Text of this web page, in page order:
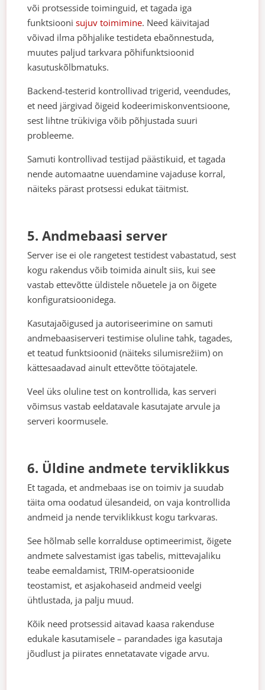
või protsesside toiminguid, et tagada iga
funktsioonisujuv toimimine. Need käivitajad
võivad ilma põhjalike testideta ebaõnnestuda,
muutes paljud tarkvara põhifunktsioonid
kasutuskõlbmatuks.
Backend-testerid kontrollivad trigerid, veendudes,
et need järgivad õigeid kodeerimiskonventsioone,
sest lihtne trükiviga võib põhjustada suuri
probleeme.
Samuti kontrollivad testijad päästikuid, et tagada
nende automaatne uuendamine vajaduse korral,
näiteks pärast protsessi edukat täitmist.
5. Andmebaasi server
Server ise ei ole rangetest testidest vabastatud, sest
kogu rakendus võib toimida ainult siis, kui see
vastab ettevõtte üldistele nõuetele ja on õigete
konfiguratsioonidega.
Kasutajaõigused ja autoriseerimine on samuti
andmebaasiserveri testimise oluline tahk, tagades,
et teatud funktsioonid (näiteks silumisrežiim) on
kättesaadavad ainult ettevõtte töötajatele.
Veel üks oluline test on kontrollida, kas serveri
võimsus vastab eeldatavale kasutajate arvule ja
serveri koormusele.
6. Üldine andmete terviklikkus
Et tagada, et andmebaas ise on toimiv ja suudab
täita oma oodatud ülesandeid, on vaja kontrollida
andmeid ja nende terviklikkust kogu tarkvaras.
See hõlmab selle korralduse optimeerimist, õigete
andmete salvestamist igas tabelis, mittevajaliku
teabe eemaldamist, TRIM-operatsioonide
teostamist, et asjakohaseid andmeid veelgi
ühtlustada, ja palju muud.
Kõik need protsessid aitavad kaasa rakenduse
edukale kasutamisele – parandades iga kasutaja
jõudlust ja piirates ennetatavate vigade arvu.